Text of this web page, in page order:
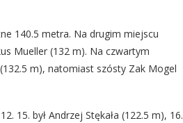
140.5 metra. Na drugim miejscu
Mueller (132 m). Na czwartym
m), natomiast szósty Zak Mogel
15. był Andrzej Stękała (122.5 m), 16.